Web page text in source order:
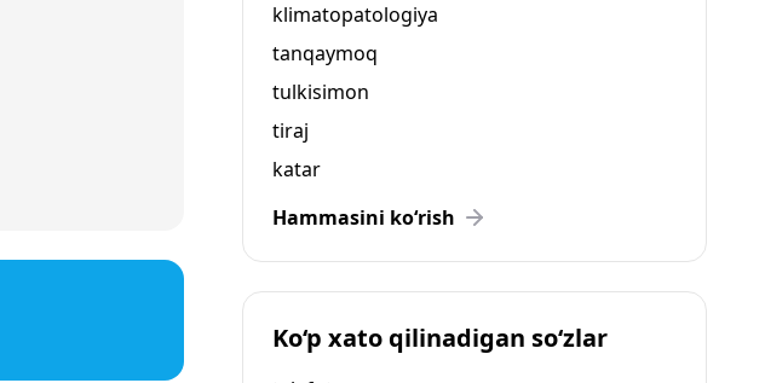
klimatopatologiya
tanqaymoq
tulkisimon
tiraj
katar
Hammasini ko‘rish
Ko‘p xato qilinadigan so‘zlar